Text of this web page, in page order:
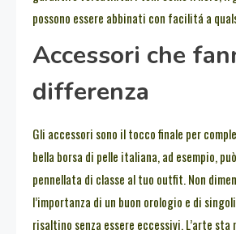
possono essere abbinati con facilitá a
Accessori che
differenza
Gli accessori sono il tocco finale per
bella borsa di pelle italiana, ad esempio,
pennellata di classe al tuo outfit. Non
l’importanza di un buon orologio e di
risaltino senza essere eccessivi. L’arte sta